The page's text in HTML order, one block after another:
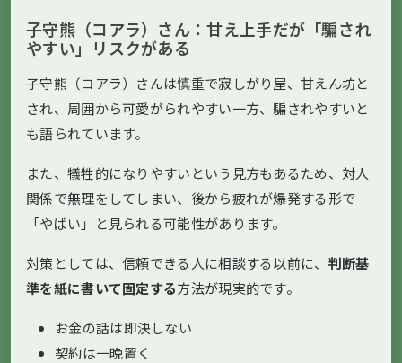
子守熊（コアラ）さん：甘え上手だが「騙され
やすい」リスクがある
子守熊（コアラ）さんは慎重で寂しがり屋、甘えん坊と
され、周囲から可愛がられやすい一方、騙されやすいと
も語られています。
また、犠牲的になりやすいという見方もあるため、対人
関係で無理をしてしまい、後から疲れが爆発する形で
「やばい」と見られる可能性があります。
対策としては、信頼できる人に相談する以前に、 判断基
準を紙に書いて固定する方法が現実的です。
お金の話は即決しない
契約は一晩置く